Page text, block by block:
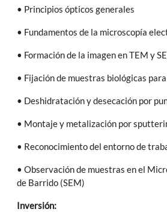
• Principios ópticos generales
• Fundamentos de la microscopía
• Formación de la imagen en TEM y
• Fijación de muestras biológicas
• Deshidratación y desecación por
• Montaje y metalización por
• Reconocimiento del entorno de
• Observación de muestras en el
de Barrido (SEM)
Inversión: